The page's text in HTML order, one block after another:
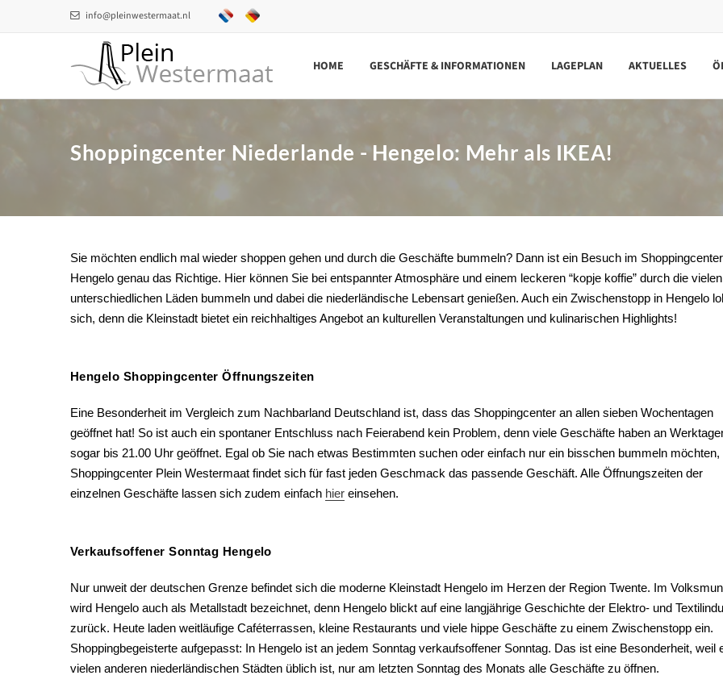
info@pleinwestermaat.nl
HOME GESCHÄFTE & INFORMATIONEN LAGEPLAN AKTUELLES
Shoppingcenter Niederlande - Hengelo: Mehr als IKEA!
Sie möchten endlich mal wieder shoppen gehen und durch die Geschäfte bummeln? Dann ist ein Besuch im
Hengelo genau das Richtige. Hier können Sie bei entspannter Atmosphäre und einem leckeren “kopje koffie” durch die vielen
unterschiedlichen Läden bummeln und dabei die niederländische Lebensart genießen. Auch ein Zwischenstopp in Hengelo
sich, denn die Kleinstadt bietet ein reichhaltiges Angebot an kulturellen Veranstaltungen und kulinarischen Highlights!
Hengelo Shoppingcenter Öffnungszeiten
Eine Besonderheit im Vergleich zum Nachbarland Deutschland ist, dass das Shoppingcenter an allen sieben Wochentagen
geöffnet hat! So ist auch ein spontaner Entschluss nach Feierabend kein Problem, denn viele Geschäfte haben an
sogar bis 21.00 Uhr geöffnet. Egal ob Sie nach etwas Bestimmten suchen oder einfach nur ein bisschen bummeln möchten,
Shoppingcenter Plein Westermaat findet sich für fast jeden Geschmack das passende Geschäft. Alle Öffnungszeiten der
einzelnen Geschäfte lassen sich zudem einfach hier einsehen.
Verkaufsoffener Sonntag Hengelo
Nur unweit der deutschen Grenze befindet sich die moderne Kleinstadt Hengelo im Herzen der Region Twente. Im
wird Hengelo auch als Metallstadt bezeichnet, denn Hengelo blickt auf eine langjährige Geschichte der Elektro- und
zurück. Heute laden weitläufige Caféterrassen, kleine Restaurants und viele hippe Geschäfte zu einem Zwischenstopp ein.
Shoppingbegeisterte aufgepasst: In Hengelo ist an jedem Sonntag verkaufsoffener Sonntag. Das ist eine Besonderheit, weil
vielen anderen niederländischen Städten üblich ist, nur am letzten Sonntag des Monats alle Geschäfte zu öffnen.